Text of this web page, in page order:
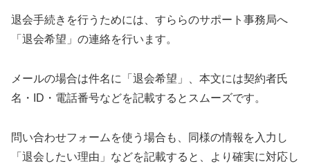
退会手続きを行うためには、すららのサポート事務局へ
「退会希望」の連絡を行います。
メールの場合は件名に「退会希望」、本文には契約者氏
名・ID・電話番号などを記載するとスムーズです。
問い合わせフォームを使う場合も、同様の情報を入力し
「退会したい理由」などを記載すると、より確実に対応し